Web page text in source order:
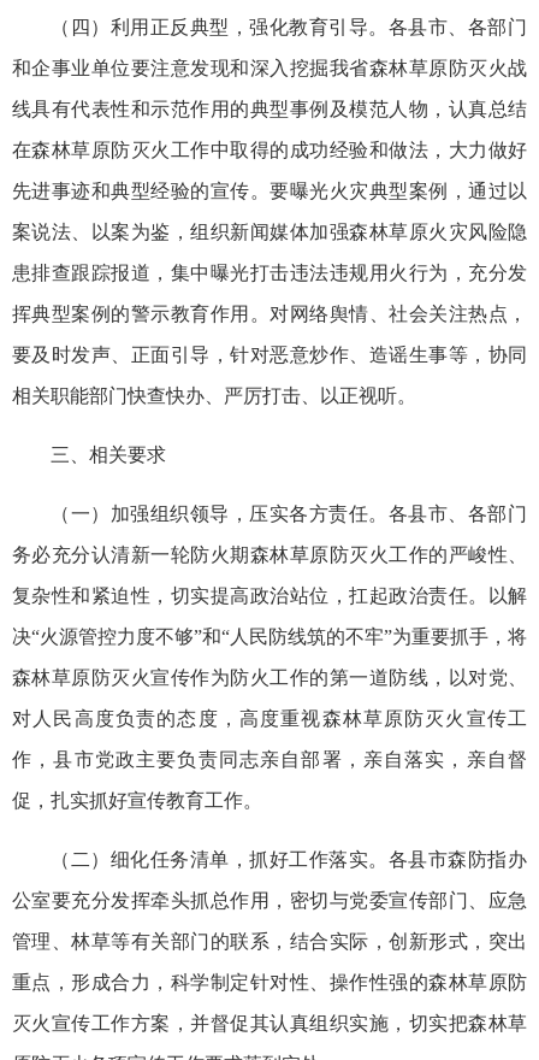
（四）利用正反典型，强化教育引导。各县市、各部门
和企事业单位要注意发现和深入挖掘我省森林草原防灭火战
线具有代表性和示范作用的典型事例及模范人物，认真总结
在森林草原防灭火工作中取得的成功经验和做法，大力做好
先进事迹和典型经验的宣传。要曝光火灾典型案例，通过以
案说法、以案为鉴，组织新闻媒体加强森林草原火灾风险隐
患排查跟踪报道，集中曝光打击违法违规用火行为，充分发
挥典型案例的警示教育作用。对网络舆情、社会关注热点，
要及时发声、正面引导，针对恶意炒作、造谣生事等，协同
相关职能部门快查快办、严厉打击、以正视听。
三、相关要求
（一）加强组织领导，压实各方责任。各县市、各部门
务必充分认清新一轮防火期森林草原防灭火工作的严峻性、
复杂性和紧迫性，切实提高政治站位，扛起政治责任。以解
决“火源管控力度不够”和“人民防线筑的不牢”为重要抓手，将
森林草原防灭火宣传作为防火工作的第一道防线，以对党、
对人民高度负责的态度，高度重视森林草原防灭火宣传工
作，县市党政主要负责同志亲自部署，亲自落实，亲自督
促，扎实抓好宣传教育工作。
（二）细化任务清单，抓好工作落实。各县市森防指办
公室要充分发挥牵头抓总作用，密切与党委宣传部门、应急
管理、林草等有关部门的联系，结合实际，创新形式，突出
重点，形成合力，科学制定针对性、操作性强的森林草原防
灭火宣传工作方案，并督促其认真组织实施，切实把森林草